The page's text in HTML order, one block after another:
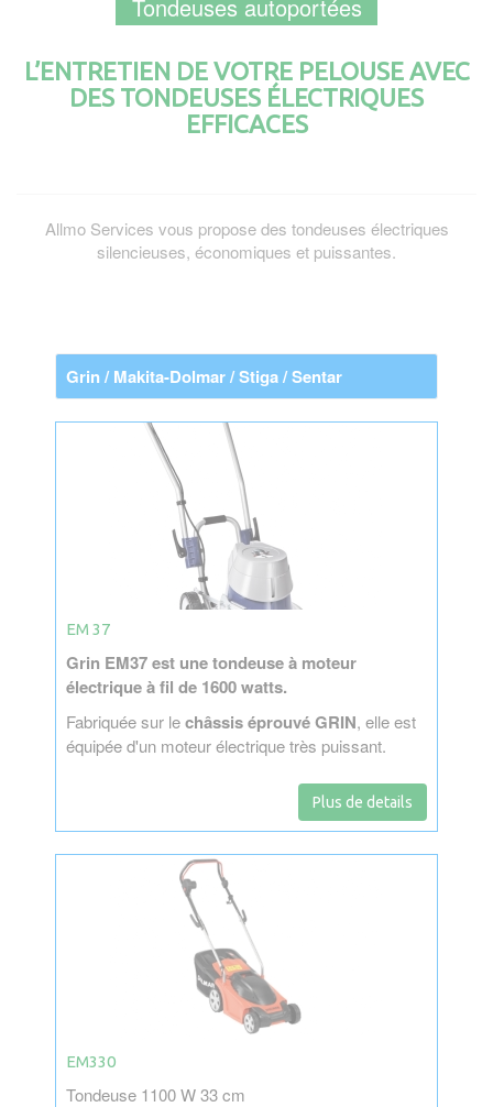
Tondeuses autoportées
L’ENTRETIEN DE VOTRE PELOUSE AVEC
DES TONDEUSES ÉLECTRIQUES
EFFICACES
Allmo Services vous propose des tondeuses électriques
silencieuses, économiques et puissantes.
Grin / Makita-Dolmar / Stiga / Sentar
EM 37
Grin EM37 est une tondeuse à moteur
électrique à fil de 1600 watts.
Fabriquée sur lechâssis éprouvé GRIN, elle est
équipée d'un moteur électrique très puissant.
Plus de details
EM330
Tondeuse 1100 W 33 cm